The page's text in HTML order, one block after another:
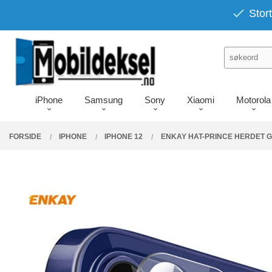
innholdet
iPhone Samsung Sony Xiaomi Motorola
FORSIDE IPHONE IPHONE 12 ENKAY HAT-PRINCE HERDET